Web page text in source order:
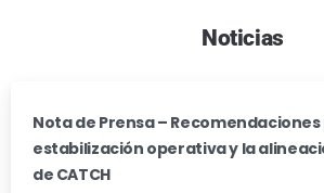
Noticias
Nota de Prensa –
estabilización operativa y la
de CATCH